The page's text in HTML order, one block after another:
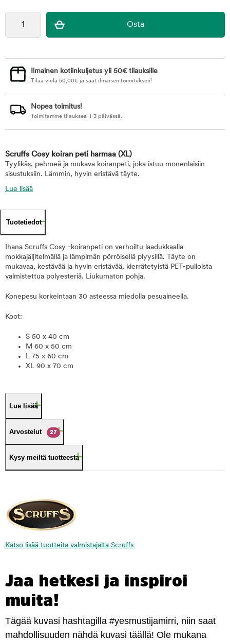
Ilmainen kotiinkuljetus yli 50€ tilauksille
Tilaa vielä 50,00€ ja saat ilmaisen toimituksen!
Nopea toimitus!
Toimitamme tilauksesi 1-3 päivässä.
Scruffs Cosy koiran peti harmaa (XL)
Tyylikäs, pehmeä ja mukava koiranpeti, joka istuu monenlaisiin
sisustuksiin. Lämmin, hyvin eristävä täyte.
Lue lisää
Tuotetiedot
Ihana Scruffs Cosy -koiranpeti on verhoiltu laadukkaalla
mokkajäljitelmällä ja lämpimän pörröisellä plyysillä. Täyte on
mukavaa, kestävää ja hyvin eristävää, kierrätetyistä PET-pulloista
valmistettua polyesteriä. Liukumaton pohja.
Konepesu korkeintaan 30 asteessa miedolla pesuaineella.
Koot:
S 50 x 40 cm
M 60 x 50 cm
L 75 x 60 cm
XL 90 x 70 cm
Lue lisää
Arvostelut 27
Kysy meiltä tuotteesta
Katso lisää tuotteita valmistajalta Scruffs
Jaa hetkesi ja inspiroi
muita!
Tägää kuvasi hashtagilla #yesmustijamirri, niin saat
mahdollisuuden nähdä kuvasi täällä! Ole mukana